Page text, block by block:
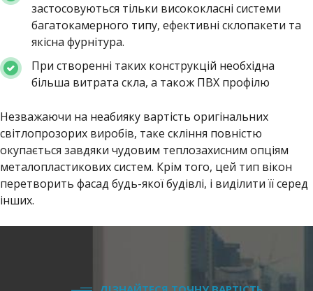
застосовуються тільки висококласні системи
багатокамерного типу, ефективні склопакети та
якісна фурнітура.
При створенні таких конструкцій необхідна
більша витрата скла, а також ПВХ профілю
Незважаючи на неабияку вартість оригінальних
світлопрозорих виробів, таке скління повністю
окупається завдяки чудовим теплозахисним опціям
металопластикових систем. Крім того, цей тип вікон
перетворить фасад будь-якої будівлі, і виділити її серед
інших.